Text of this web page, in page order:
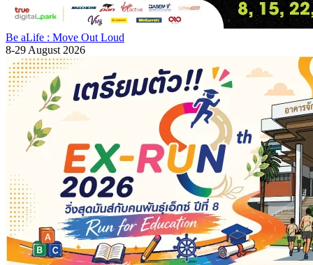
Be aLife : Move Out Loud
8-29 August 2026